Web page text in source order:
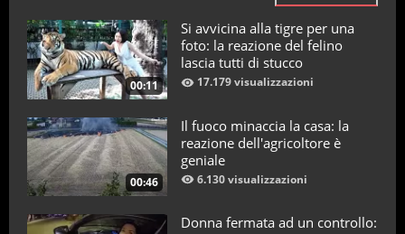
00:11
Si avvicina alla tigre per una
foto: la reazione del felino
lascia tutti di stucco
17.179 visualizzazioni
00:46
Il fuoco minaccia la casa: la
reazione dell'agricoltore è
geniale
6.130 visualizzazioni
Donna fermata ad un controllo: